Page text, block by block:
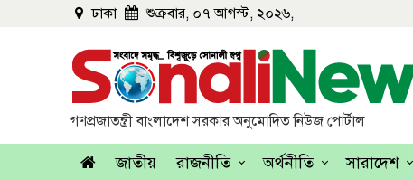
ঢাকা শুক্রবার, ০৭ আগস্ট, ২০২৬,
গণপ্রজাতন্ত্রী বাংলাদেশ সরকার অনুমোদিত নিউজ পোর্টাল
জাতীয় রাজনীতি অর্থনীতি সারাদেশ